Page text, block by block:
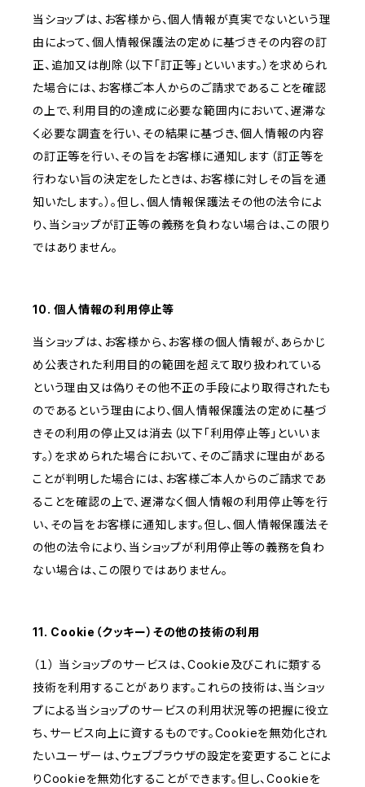
当ショップは、お客様から、個人情報が真実でないという理
由によって、個人情報保護法の定めに基づきその内容の訂
正、追加又は削除（以下「訂正等」といいます。）を求められ
た場合には、お客様ご本人からのご請求であることを確認
の上で、利用目的の達成に必要な範囲内において、遅滞な
く必要な調査を行い、その結果に基づき、個人情報の内容
の訂正等を行い、その旨をお客様に通知します（訂正等を
行わない旨の決定をしたときは、お客様に対しその旨を通
知いたします。）。但し、個人情報保護法その他の法令によ
り、当ショップが訂正等の義務を負わない場合は、この限り
ではありません。
10. 個人情報の利用停止等
当ショップは、お客様から、お客様の個人情報が、あらかじ
め公表された利用目的の範囲を超えて取り扱われている
という理由又は偽りその他不正の手段により取得されたも
のであるという理由により、個人情報保護法の定めに基づ
きその利用の停止又は消去（以下「利用停止等」といいま
す。）を求められた場合において、そのご請求に理由がある
ことが判明した場合には、お客様ご本人からのご請求であ
ることを確認の上で、遅滞なく個人情報の利用停止等を行
い、その旨をお客様に通知します。但し、個人情報保護法そ
の他の法令により、当ショップが利用停止等の義務を負わ
ない場合は、この限りではありません。
11. Cookie（クッキー）その他の技術の利用
（１） 当ショップのサービスは、Cookie及びこれに類する
技術を利用することがあります。これらの技術は、当ショッ
プによる当ショップのサービスの利用状況等の把握に役立
ち、サービス向上に資するものです。Cookieを無効化され
たいユーザーは、ウェブブラウザの設定を変更することによ
りCookieを無効化することができます。但し、Cookieを